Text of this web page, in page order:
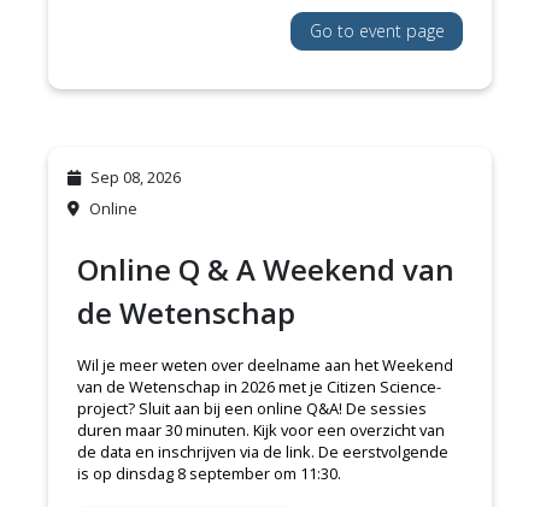
Go to event page
Sep 08, 2026
Online
Online Q & A Weekend van
de Wetenschap
Wil je meer weten over deelname aan het Weekend
van de Wetenschap in 2026 met je Citizen Science-
project? Sluit aan bij een online Q&A! De sessies
duren maar 30 minuten. Kijk voor een overzicht van
de data en inschrijven via de link. De eerstvolgende
is op dinsdag 8 september om 11:30.